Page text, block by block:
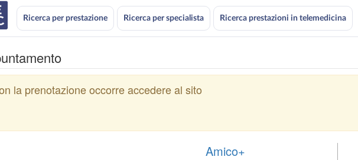
Ricerca per prestazione Ricerca per specialista Ricerca prestazioni in telemedicina
la prenotazione occorre accedere al sito
Amico+